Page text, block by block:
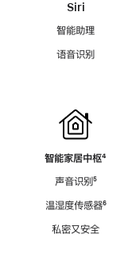
Siri
智能助理
语音识别
智能家居中枢脚
⁴
声音识别脚
⁵
温湿度传感器脚
⁶
私密又安全